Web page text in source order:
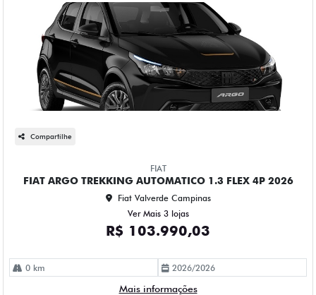
Compartilhe
FIAT
FIAT ARGO TREKKING AUTOMATICO 1.3 FLEX 4P 2026
Fiat Valverde Campinas
Ver Mais 3 lojas
R$ 103.990,03
0 km 2026/2026
Mais informações